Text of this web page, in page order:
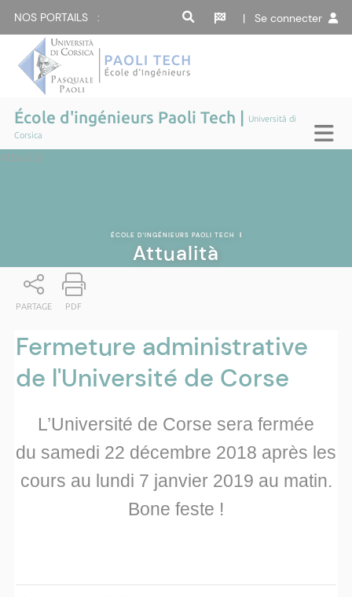
NOS PORTAILS : | Se connecter
École d'ingénieurs Paoli Tech |
Università di
Corsica
Attualità
ÉCOLE D'INGÉNIEURS PAOLI TECH |
Attualità
PARTAGE PDF
Fermeture administrative
de l'Université de Corse
L’Université de Corse sera fermée
du samedi 22 décembre 2018 après les
cours au lundi 7 janvier 2019 au matin.
Bone feste !